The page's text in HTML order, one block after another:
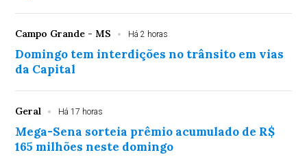
Campo Grande - MS Há 2 horas
Domingo tem interdições no trânsito em vias
da Capital
Geral Há 17 horas
Mega-Sena sorteia prêmio acumulado de R$
165 milhões neste domingo